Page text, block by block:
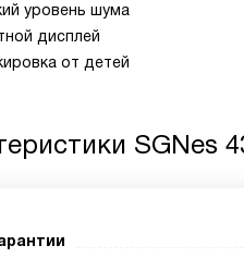
уровень шума
дисплей
от детей
SGNes